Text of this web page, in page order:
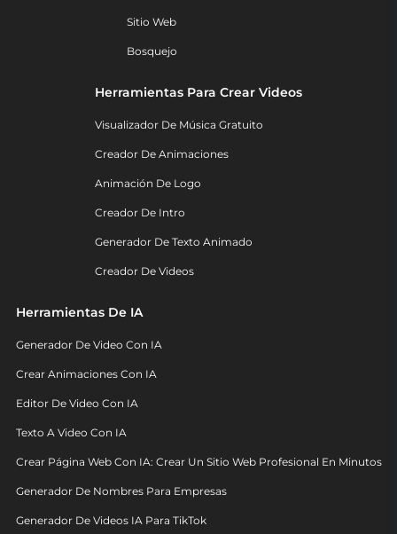
Sitio Web
Bosquejo
Herramientas Para Crear Videos
Visualizador De Música Gratuito
Creador De Animaciones
Animación De Logo
Creador De Intro
Generador De Texto Animado
Creador De Videos
Herramientas De IA
Generador De Video Con IA
Crear Animaciones Con IA
Editor De Video Con IA
Texto A Video Con IA
Crear Página Web Con IA: Crear Un Sitio Web Profesional En Minutos
Generador De Nombres Para Empresas
Generador De Videos IA Para TikTok